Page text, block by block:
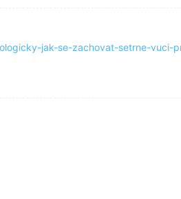
jak-se-zachovat-setrne-vuci-